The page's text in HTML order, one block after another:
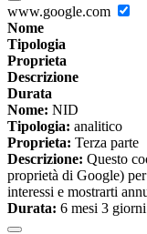
www.google.com
Nome
Tipologia
Proprieta
Descrizione
Durata
Nome: NID
Tipologia: analitico
Proprieta: Terza parte
Descrizione: Questo
proprietà di Google)
interessi e mostrarti
Durata: 6 mesi 3 giorni